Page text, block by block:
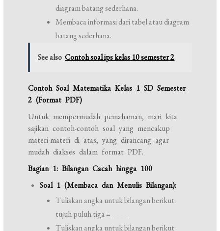
diagram batang sederhana.
Membaca informasi dari tabel atau diagram
batang sederhana.
See also Contoh soal ips kelas 10 semester 2
Contoh Soal Matematika Kelas 1 SD Semester
2 (Format PDF)
Untuk mempermudah pemahaman, mari kita
sajikan contoh-contoh soal yang mencakup
materi-materi di atas, yang dirancang agar
mudah diakses dalam format PDF.
Bagian 1: Bilangan Cacah hingga 100
Soal 1 (Membaca dan Menulis Bilangan):
Tuliskan angka untuk bilangan berikut:
tujuh puluh tiga = ____
Tuliskan angka untuk bilangan berikut: